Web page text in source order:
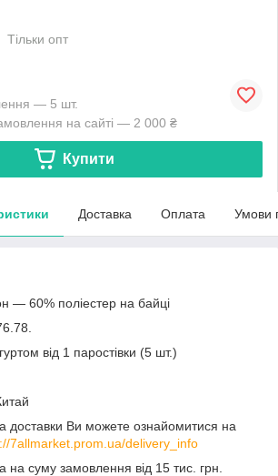
Тільки опт
— 5 шт.
на сайті — 2 000 ₴
Купити
Доставка Оплата Умови
— 60% поліестер на байці
від 1 паростівки (5 шт.)
доставки Ви можете ознайомитися на
7allmarket.prom.ua/delivery_info
на суму замовлення від 15 тис. грн.